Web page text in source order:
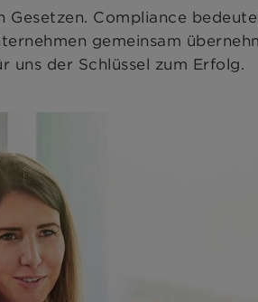
Compliance
gemeinsam
uns der Schlüssel zum Erfolg.